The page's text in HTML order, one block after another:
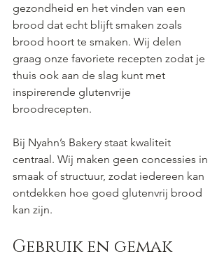
gezondheid en het vinden van een
brood dat echt blijft smaken zoals
brood hoort te smaken. Wij delen
graag onze favoriete recepten zodat je
thuis ook aan de slag kunt met
inspirerende glutenvrije
broodrecepten.
Bij Nyahn’s Bakery staat kwaliteit
centraal. Wij maken geen concessies in
smaak of structuur, zodat iedereen kan
ontdekken hoe goed glutenvrij brood
kan zijn.
Gebruik en gemak